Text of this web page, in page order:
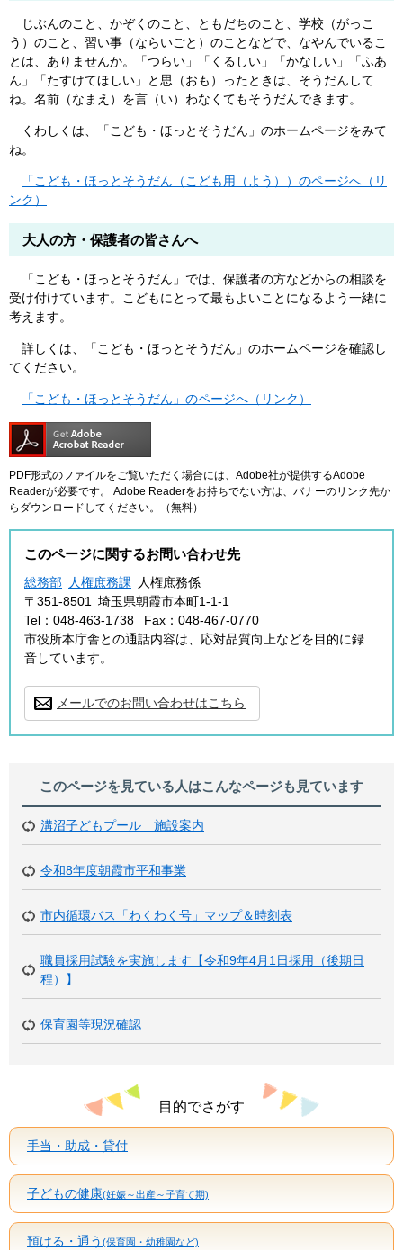
じぶんのこと、かぞくのこと、ともだちのこと、学校（がっこ
う）のこと、習い事（ならいごと）のことなどで、なやんでいるこ
とは、ありませんか。「つらい」「くるしい」「かなしい」「ふあ
ん」「たすけてほしい」と思（おも）ったときは、そうだんして
ね。名前（なまえ）を言（い）わなくてもそうだんできます。
くわしくは、「こども・ほっとそうだん」のホームページをみて
ね。
「こども・ほっとそうだん（こども用（よう））のページへ（リ
ンク）
大人の方・保護者の皆さんへ
「こども・ほっとそうだん」では、保護者の方などからの相談を
受け付けています。こどもにとって最もよいことになるよう一緒に
考えます。
詳しくは、「こども・ほっとそうだん」のホームページを確認し
てください。
「こども・ほっとそうだん」のページへ（リンク）
PDF形式のファイルをご覧いただく場合には、Adobe社が提供するAdobe
Readerが必要です。
Adobe Readerをお持ちでない方は、バナーのリンク先か
らダウンロードしてください。（無料）
このページに関するお問い合わせ先
総務部 人権庶務課 人権庶務係
〒351-8501 埼玉県朝霞市本町1-1-1
Tel：048-463-1738
Fax：048-467-0770
市役所本庁舎との通話内容は、応対品質向上などを目的に録
音しています。
メールでのお問い合わせはこちら
このページを見ている人はこんなページも見ています
溝沼子どもプール 施設案内
令和8年度朝霞市平和事業
市内循環バス「わくわく号」マップ＆時刻表
職員採用試験を実施します【令和9年4月1日採用（後期日
程）】
保育園等現況確認
目的でさがす
手当・助成・貸付
子どもの健康(妊娠～出産～子育て期)
預ける・通う (保育園・幼稚園など)